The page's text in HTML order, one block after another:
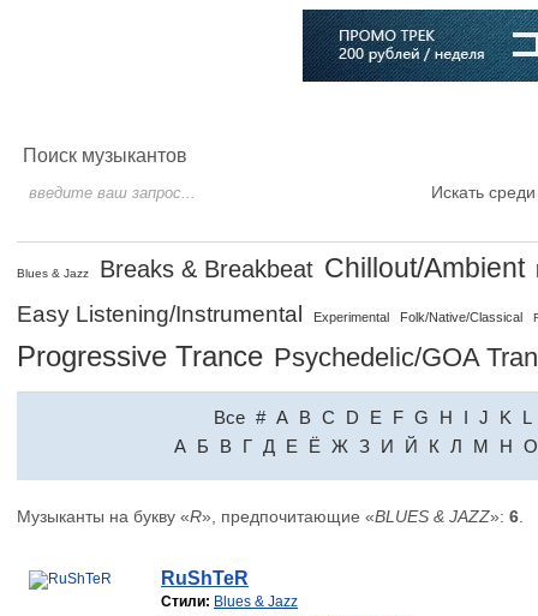
Поиск музыкантов
Искать
Blues & Jazz Breaks & Breakbeat Chillout/Ambient
Easy Listening/Instrumental Experimental Folk/Native/Classical
Progressive Trance Psychedelic/GOA
Все # A B C D E F G H I J K
L
A Б В Г Д Е Ё Ж З И Й К Л М Н О
Музыканты на букву «R», предпочитающие «BLUES & JAZZ»: 6
RuShTeR
Стили: Blues & Jazz